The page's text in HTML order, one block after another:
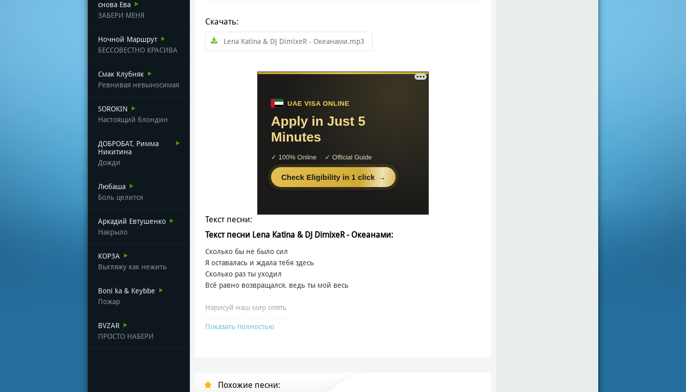
снова Ева
ЗАБЕРИ МЕНЯ
Ночной Маршрут
БЕССОВЕСТНО КРАСИВА
Смак Клубняк
Ревнивая невыносимая
SOROKIN
Настоящий блондин
ДОБРОБАТ, Римма
Никитина
Дожди
Любаша
Боль целится
Аркадий Евтушенко
Накрыло
КОРЗА
Выгляжу как нежить
Boni ka & Keybbe
Пожар
BVZAR
ПРОСТО НАБЕРИ
Скачать:
Lena Katina & DJ DimixeR - Океанами.mp3
Текст песни:
Текст песни Lena Katina & DJ DimixeR - Океанами:
Сколько бы не было сил
Я оставалась и ждала тебя здесь
Сколько раз ты уходил
Всё равно возвращался, ведь ты мой весь
Нарисуй наш мир опять
Мы вдвоём по берегу идём
Показать полностью
Похожие песни: